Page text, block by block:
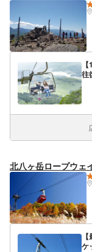
往
北八ヶ岳ロープウェ
ケ